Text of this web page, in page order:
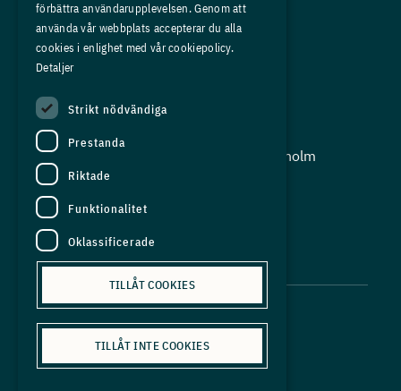
Om oss
Press
In English
Adress:
Storgatan 19, Box 5501, 114 85 Stockholm
Organisationsnummer:
556625 - 8389
E-post:
info@industriarbetsgivarna.se
förbättra användarupplevelsen. Genom att
använda vår webbplats accepterar du alla
cookies i enlighet med vår cookiepolicy.
Detaljer
Strikt nödvändiga
Prestanda
Riktade
Funktionalitet
Oklassificerade
TILLÅT COOKIES
TILLÅT INTE COOKIES